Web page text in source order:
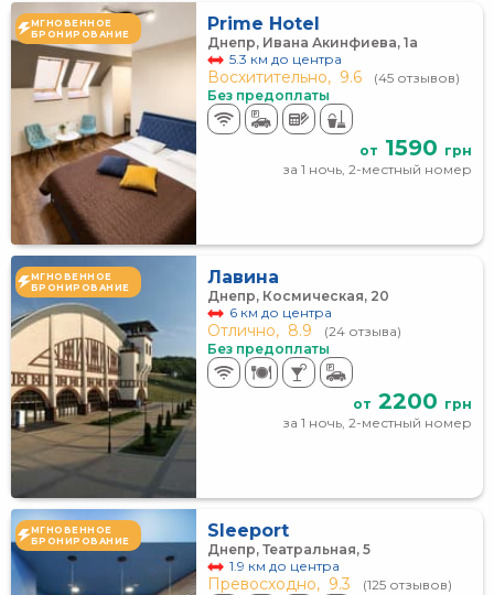
МГНОВЕННОЕ
БРОНИРОВАНИЕ
Prime Hotel
Днепр, Ивана Акинфиева, 1а
5.3 км до центра
Восхитительно, 9.6
(45 отзывов)
Без предоплаты
от 1590 грн
за 1 ночь, 2-местный номер
МГНОВЕННОЕ
БРОНИРОВАНИЕ
Лавина
Днепр, Космическая, 20
6 км до центра
Отлично, 8.9
(24 отзыва)
Без предоплаты
от 2200 грн
за 1 ночь, 2-местный номер
МГНОВЕННОЕ
БРОНИРОВАНИЕ
Sleeport
Днепр, Театральная, 5
1.9 км до центра
Превосходно, 9.3 (125 отзывов)